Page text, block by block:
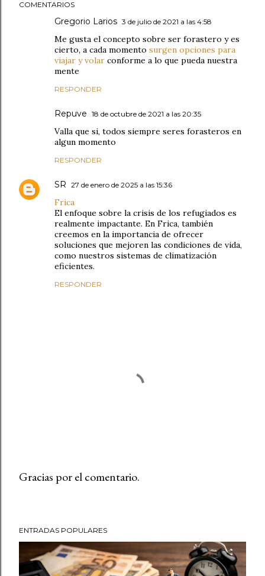
COMENTARIOS
Gregorio Larios 3 de julio de 2021 a las 4:58
Me gusta el concepto sobre ser forastero y es
cierto, a cada momento surgen opciones para
viajar y volar conforme a lo que pueda nuestra
mente
RESPONDER
Repuve 18 de octubre de 2021 a las 20:35
Valla que si, todos siempre seres forasteros en
algun momento
RESPONDER
SR 27 de enero de 2025 a las 15:36
Frica
El enfoque sobre la crisis de los refugiados es
realmente impactante. En Frica, también
creemos en la importancia de ofrecer
soluciones que mejoren las condiciones de vida,
como nuestros sistemas de climatización
eficientes.
RESPONDER
l
Gracias por el comentario.
ENTRADAS POPULARES